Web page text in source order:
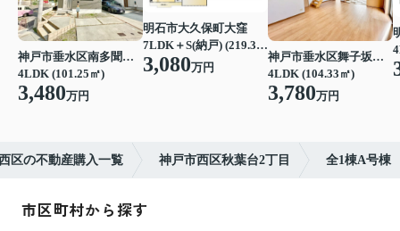
神戸市垂水区南多聞台４丁目
4LDK (101.25㎡)
3,480万円
明石市大久保町大窪
7LDK＋S(納戸) (219.39㎡)
3,080万円
神戸市垂水区舞子坂３丁目
4LDK (104.33㎡)
3,780万円
区の不動産購入一覧 神戸市西区秋葉台2丁目 全1棟A号棟
市区町村から探す